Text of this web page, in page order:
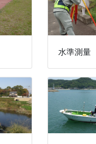
水準測量